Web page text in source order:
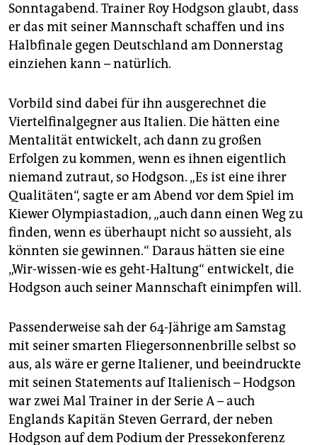
epaper login
Sonntagabend. Trainer Roy Hodgson glaubt, dass
er das mit seiner Mannschaft schaffen und ins
Halbfinale gegen Deutschland am Donnerstag
einziehen kann – natürlich.
Vorbild sind dabei für ihn ausgerechnet die
Viertelfinalgegner aus Italien. Die hätten eine
Mentalität entwickelt, ach dann zu großen
Erfolgen zu kommen, wenn es ihnen eigentlich
niemand zutraut, so Hodgson. „Es ist eine ihrer
Qualitäten“, sagte er am Abend vor dem Spiel im
Kiewer Olympiastadion, „auch dann einen Weg zu
finden, wenn es überhaupt nicht so aussieht, als
könnten sie gewinnen.“ Daraus hätten sie eine
„Wir-wissen-wie es geht-Haltung“ entwickelt, die
Hodgson auch seiner Mannschaft einimpfen will.
Passenderweise sah der 64-Jährige am Samstag
mit seiner smarten Fliegersonnenbrille selbst so
aus, als wäre er gerne Italiener, und beeindruckte
mit seinen Statements auf Italienisch – Hodgson
war zwei Mal Trainer in der Serie A – auch
Englands Kapitän Steven Gerrard, der neben
Hodgson auf dem Podium der Pressekonferenz